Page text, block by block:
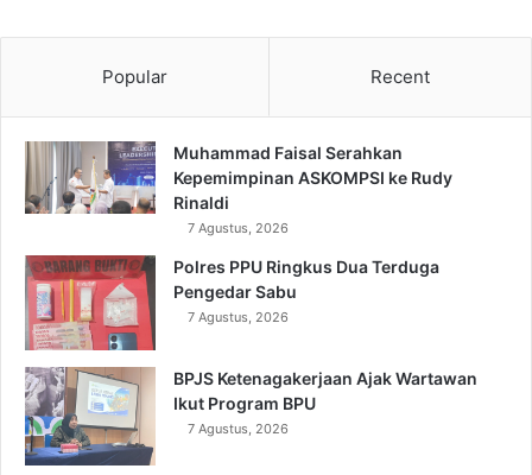
Popular Recent
Muhammad Faisal Serahkan
Kepemimpinan ASKOMPSI ke Rudy
Rinaldi
7 Agustus, 2026
Polres PPU Ringkus Dua Terduga
Pengedar Sabu
7 Agustus, 2026
BPJS Ketenagakerjaan Ajak Wartawan
Ikut Program BPU
7 Agustus, 2026